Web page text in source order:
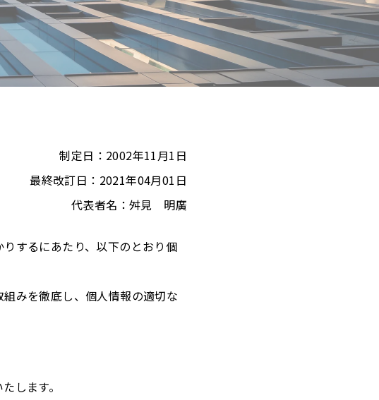
制定日：2002年11月1日
最終改訂日：2021年04月01日
代表者名：舛見 明廣
するにあたり、以下のとおり個
みを徹底し、個人情報の適切な
します。